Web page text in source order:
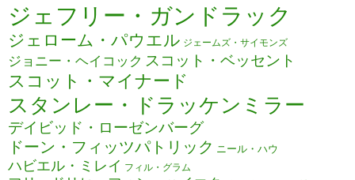
ジェフリー・ガンドラック
ジェローム・パウエル ジェームズ・サイモンズ
ジョニー・ヘイコック スコット・ベッセント
スコット・マイナード
スタンレー・ドラッケンミラー
デイビッド・ローゼンバーグ
ドーン・フィッツパトリック ニール・ハウ
ハビエル・ミレイ フィル・グラム